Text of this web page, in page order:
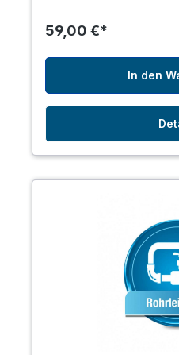
59,00 €*
In den